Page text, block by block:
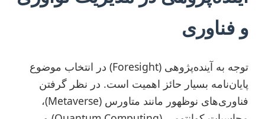
و فناوری
توجه به آینده‌پژوهی (Foresight) در انتخاب موضوع
پایان‌نامه بسیار حائز اهمیت است. در نظر گرفتن
فناوری‌های نوظهور مانند متاورس (Metaverse)،